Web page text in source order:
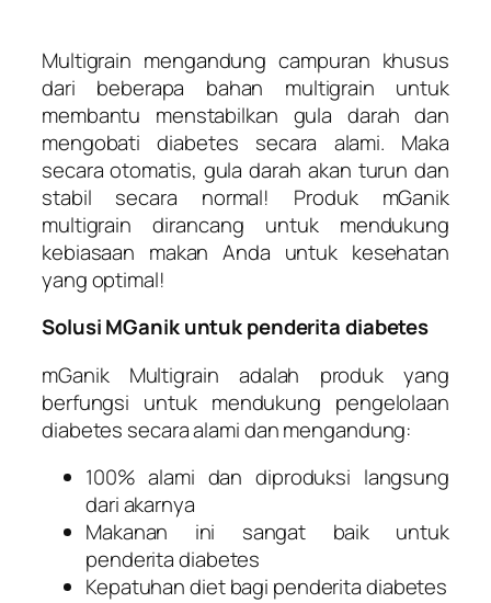
Multigrain mengandung campuran khusus
dari beberapa bahan multigrain untuk
membantu menstabilkan gula darah dan
mengobati diabetes secara alami. Maka
secara otomatis, gula darah akan turun dan
stabil secara normal! Produk mGanik
multigrain dirancang untuk mendukung
kebiasaan makan Anda untuk kesehatan
yang optimal!
Solusi MGanik untuk penderita diabetes
mGanik Multigrain adalah produk yang
berfungsi untuk mendukung pengelolaan
diabetes secara alami dan mengandung:
100% alami dan diproduksi langsung
dari akarnya
Makanan ini sangat baik untuk
penderita diabetes
Kepatuhan diet bagi penderita diabetes